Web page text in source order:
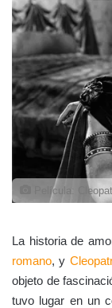
Película:
La historia de
romano, y
objeto de
tuvo lugar en un